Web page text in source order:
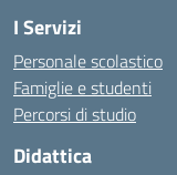
I Servizi
Personale scolastico
Famiglie e studenti
Percorsi di studio
Didattica